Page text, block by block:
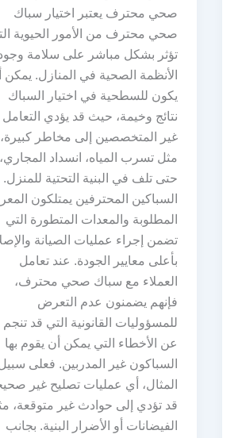
صحي محترف يعتبر اختيار سباك
صحي محترف من الأمور الحيوية
تؤثر بشكل مباشر على سلامة
الأنظمة الصحية في المنازل. يمكن
يكون للسطحية في اختيار السباك
نتائج وخيمة، حيث قد يؤدي
غير المتخصصين إلى مخاطر كبيرة،
مثل تسرب المياه، انسداد
حتى تلف في البنية التحتية للمنزل.
السباكين المحترفين يمتلكون
المطلوبة والمعدات المتطورة التي
تضمن إجراء عمليات الصيانة
بأعلى معايير الجودة. عند تعامل
العملاء مع سباك صحي محترف،
فإنهم يضمنون عدم التعرض
للمسؤوليات القانونية التي قد تنجم
عن الأخطاء التي يمكن أن يقوم بها
السباكون غير المدربين. فعلى
المثال، أي عمليات تصليح غير
قد تؤدي إلى حوادث غير متوقعة،
الفيضانات أو الأضرار البنية. بجانب